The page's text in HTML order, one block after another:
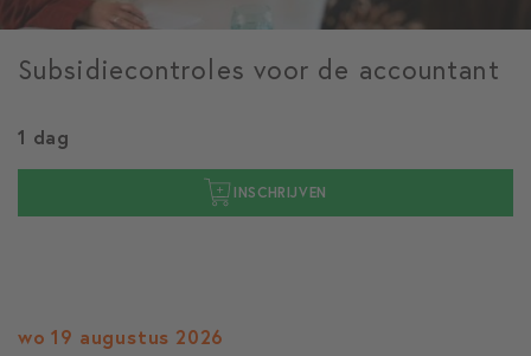
Subsidiecontroles voor de accountant
1 dag
INSCHRIJVEN
wo 19 augustus 2026